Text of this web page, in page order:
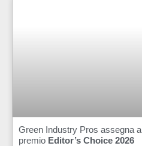
Green Industry Pros assegna a
premio Editor’s Choice 2026